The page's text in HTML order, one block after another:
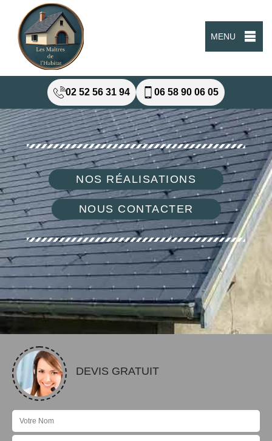
MENU
02 52 56 31 94 06 58 90 06 05
NOS RÉALISATIONS
NOUS CONTACTER
DEVIS GRATUIT